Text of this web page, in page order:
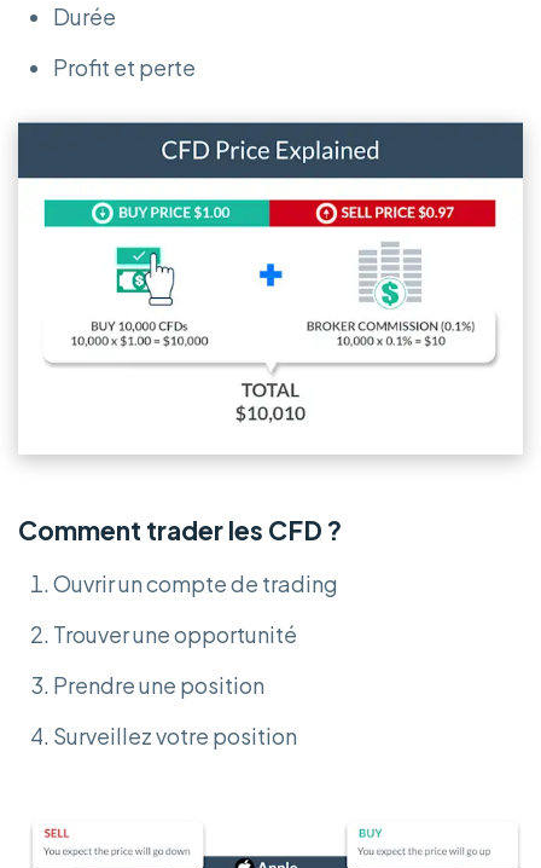
Durée
Profit et perte
Comment trader les CFD ?
Ouvrir un compte de trading
Trouver une opportunité
Prendre une position
Surveillez votre position